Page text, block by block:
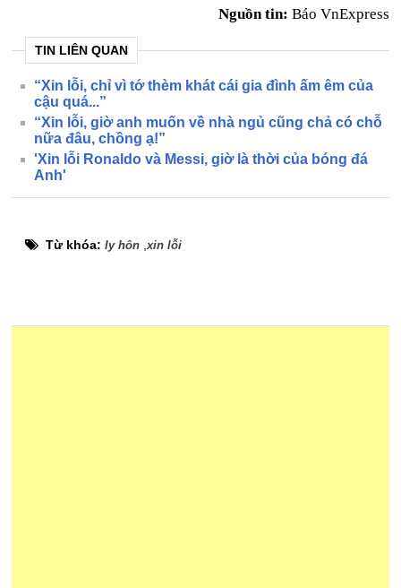
Nguồn tin: Báo VnExpress
TIN LIÊN QUAN
“Xin lỗi, chỉ vì tớ thèm khát cái gia đình ấm êm của
cậu quá...”
“Xin lỗi, giờ anh muốn về nhà ngủ cũng chả có chỗ
nữa đâu, chồng ạ!”
'Xin lỗi Ronaldo và Messi, giờ là thời của bóng đá
Anh'
Từ khóa:ly hôn ,xin lỗi